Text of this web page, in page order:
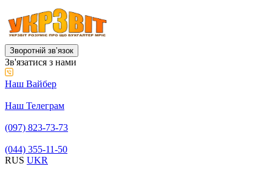
Зворотній звʼязок
Зв'язатися з нами
Наш Вайбер
Наш Телеграм
(097) 823-73-73
(044) 355-11-50
RUS UKR